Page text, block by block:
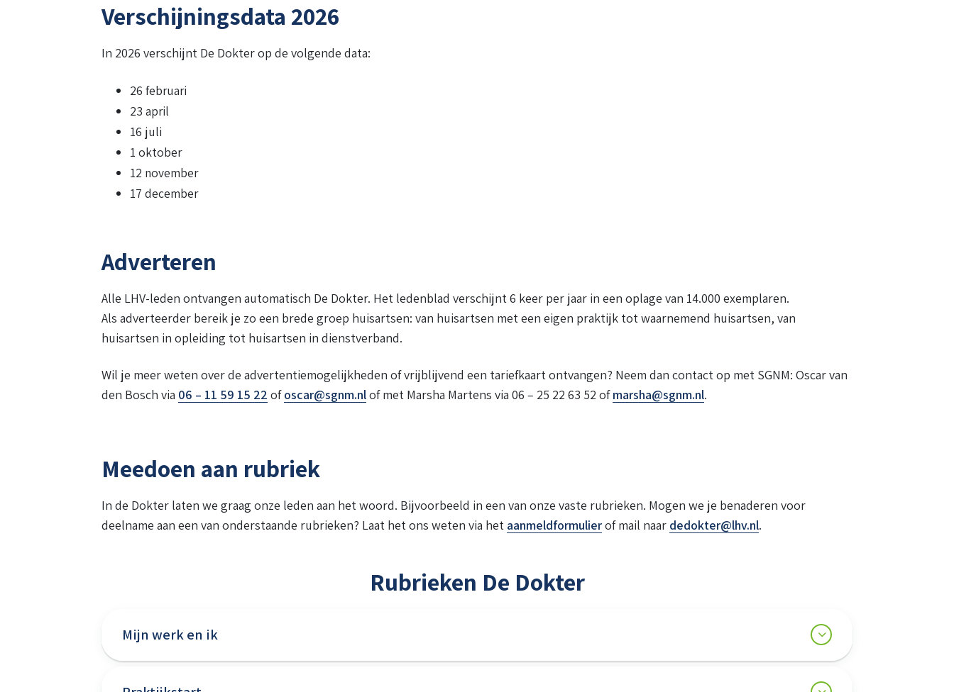
Verschijningsdata 2026
In 2026 verschijnt De Dokter op de volgende data:
26 februari
23 april
16 juli
1 oktober
12 november
17 december
Adverteren
Alle LHV-leden ontvangen automatisch De Dokter. Het ledenblad verschijnt 6 keer per jaar in een oplage van 14.000 exemplaren.
Als adverteerder bereik je zo een brede groep huisartsen: van huisartsen met een eigen praktijk tot waarnemend huisartsen, van
huisartsen in opleiding tot huisartsen in dienstverband.
Wil je meer weten over de advertentiemogelijkheden of vrijblijvend een tariefkaart ontvangen? Neem dan contact op met SGNM: Oscar van
den Bosch via 06 – 11 59 15 22 ofoscar@sgnm.nlof met Marsha Martens via 06 – 25 22 63 52 ofmarsha@sgnm.nl.
Meedoen aan rubriek
In de Dokter laten we graag onze leden aan het woord. Bijvoorbeeld in een van onze vaste rubrieken. Mogen we je benaderen voor
deelname aan een van onderstaande rubrieken? Laat het ons weten via het aanmeldformulierof mail naar dedokter@lhv.nl.
Rubrieken De Dokter
Mijn werk en ik